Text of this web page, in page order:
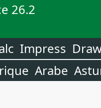
26.2
Impress
Arabe